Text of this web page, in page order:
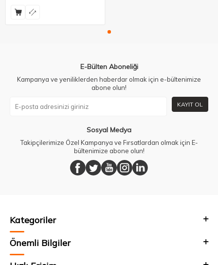
E-Bülten Aboneliği
Kampanya ve yeniliklerden haberdar olmak için e-bültenimize
abone olun!
KAYIT OL
Sosyal Medya
Takipçilerimize Özel Kampanya ve Fırsatlardan olmak için E-
bültenimize abone olun!
Kategoriler
Önemli Bilgiler